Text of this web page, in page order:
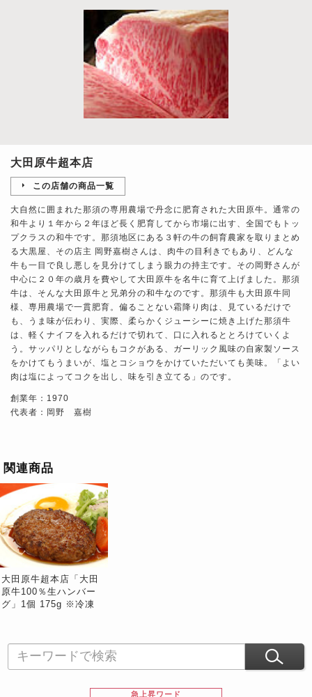
大田原牛超本店
この店舗の商品一覧
大自然に囲まれた那須の専用農場で丹念に肥育された大田原牛。通常の
和牛より１年から２年ほど長く肥育してから市場に出す、全国でもトッ
プクラスの和牛です。那須地区にある３軒の牛の飼育農家を取りまとめ
る大黒屋、その店主 岡野嘉樹さんは、肉牛の目利きでもあり、どんな
牛も一目で良し悪しを見分けてしまう眼力の持主です。その岡野さんが
中心に２０年の歳月を費やして大田原牛を名牛に育て上げました。那須
牛は、そんな大田原牛と兄弟分の和牛なのです。那須牛も大田原牛同
様、専用農場で一貫肥育。偏ることない霜降り肉は、見ているだけで
も、うま味が伝わり、実際、柔らかくジューシーに焼き上げた那須牛
は、軽くナイフを入れるだけで切れて、口に入れるととろけていくよ
う。サッパリとしながらもコクがある、ガーリック風味の自家製ソース
をかけてもうまいが、塩とコショウをかけていただいても美味。「よい
肉は塩によってコクを出し、味を引き立てる」のです。
創業年：1970
代表者：岡野 嘉樹
関連商品
大田原牛超本店「大田
原牛100％生ハンバー
グ」1個 175g ※冷凍
急上昇ワード